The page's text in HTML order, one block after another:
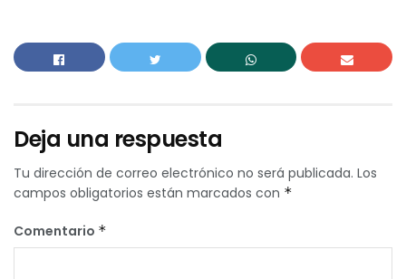
Deja una respuesta
Tu dirección de correo electrónico no será publicada. Los
campos obligatorios están marcados con *
Comentario *